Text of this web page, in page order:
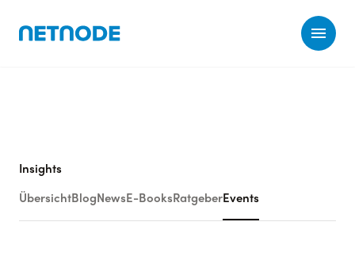
Insights
Übersicht Blog News E-Books Ratgeber Events